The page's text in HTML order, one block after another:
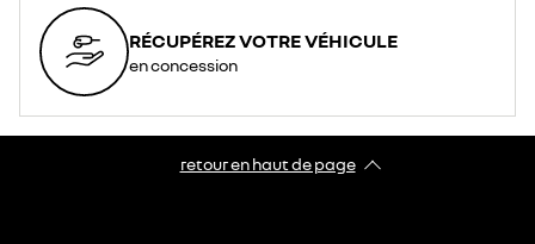
RÉCUPÉREZ VOTRE VÉHICULE
en concession
retour en haut de page​